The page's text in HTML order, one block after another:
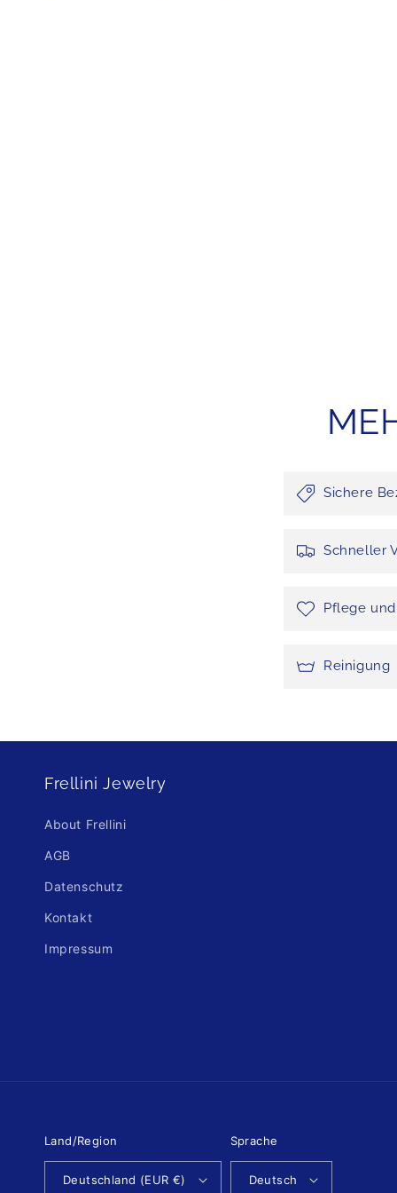
Sichere
Schneller
Pflege
Reinigung
Frellini Jewelry
About Frellini
AGB
Datenschutz
Kontakt
Impressum
Land/Region
Deutschland (EUR €)
Sprache
Deutsch